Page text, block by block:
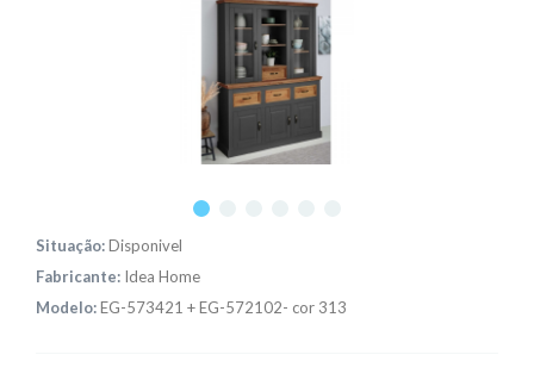
Situação:Disponivel
Fabricante: Idea Home
Modelo:EG-573421 + EG-572102- cor 313